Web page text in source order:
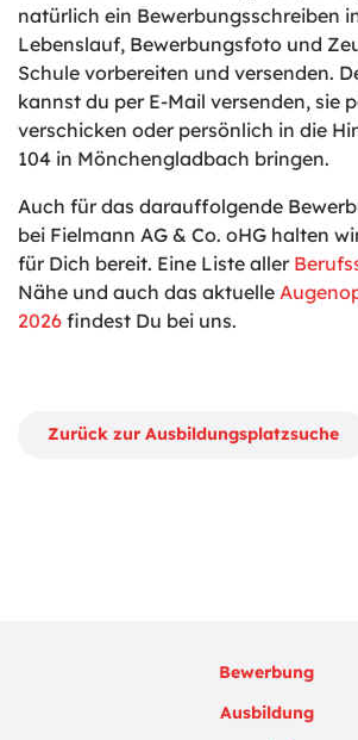
natürlich ein Bewerbungsschreiben
Lebenslauf, Bewerbungsfoto und
Schule vorbereiten und versenden.
kannst du per E-Mail versenden, sie
verschicken oder persönlich in die
104 in Mönchengladbach bringen.
Auch für das darauffolgende
bei Fielmann AG & Co. oHG halten
für Dich bereit. Eine Liste aller
Nähe und auch das aktuelle
2026 findest Du bei uns.
Zurück zur Ausbildungsplatzsuche
Bewerbung
Ausbildung